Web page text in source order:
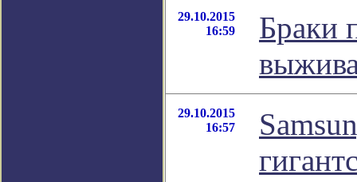
29.10.2015
16:59
Браки
29.10.2015
16:57